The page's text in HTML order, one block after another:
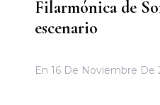
Filarmónica de
escenario
En 16 De Noviembre De